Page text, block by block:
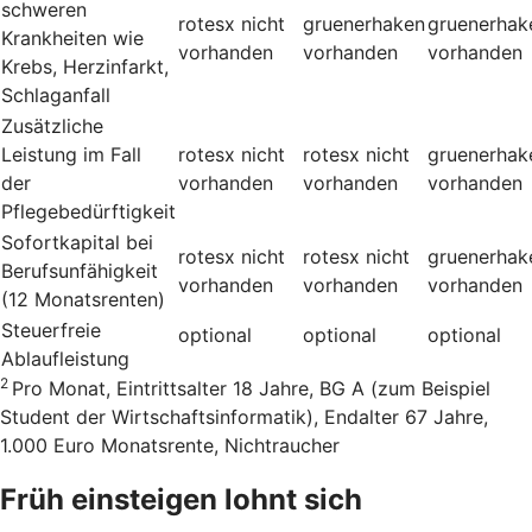
schweren
Krankheiten wie
Krebs, Herzinfarkt,
Schlaganfall
rotesx nicht
vorhanden
gruenerhaken
vorhanden
vorhanden
Zusätzliche
Leistung im Fall
der
Pflegebedürftigkeit
rotesx nicht
vorhanden
rotesx nicht
vorhanden
vorhanden
Sofortkapital bei
Berufsunfähigkeit
(12 Monatsrenten)
rotesx nicht
vorhanden
rotesx nicht
vorhanden
vorhanden
Steuerfreie
Ablaufleistung
optional optional optional
2 Pro Monat, Eintrittsalter 18 Jahre, BG A (zum Beispiel
Student der Wirtschaftsinformatik), Endalter 67 Jahre,
1.000 Euro Monatsrente, Nichtraucher
Früh einsteigen lohnt sich